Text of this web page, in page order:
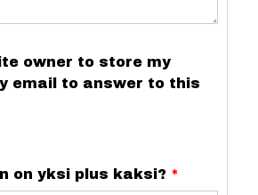
owner to store my
email to answer to this
on yksi plus kaksi?